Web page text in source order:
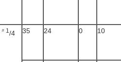
〃1 /4 35 24 0 10